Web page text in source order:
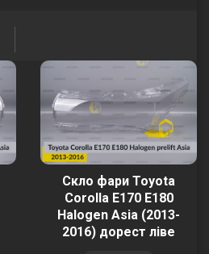
Скло фари Toyota
Corolla E170 E180
Halogen Asia (2013-
2016) дорест ліве